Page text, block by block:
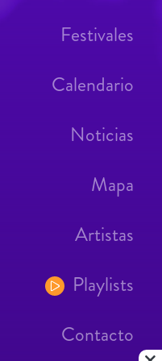
Festivales
Calendario
Noticias
Mapa
Artistas
Playlists
Contacto